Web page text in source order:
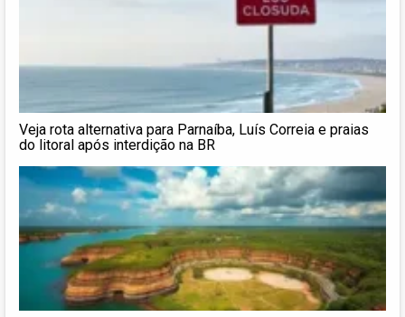
Veja rota alternativa para Parnaíba, Luís Correia e praias
do litoral após interdição na BR